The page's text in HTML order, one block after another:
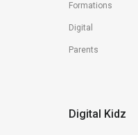
Formations
Digital
Parents
Digital Kidz